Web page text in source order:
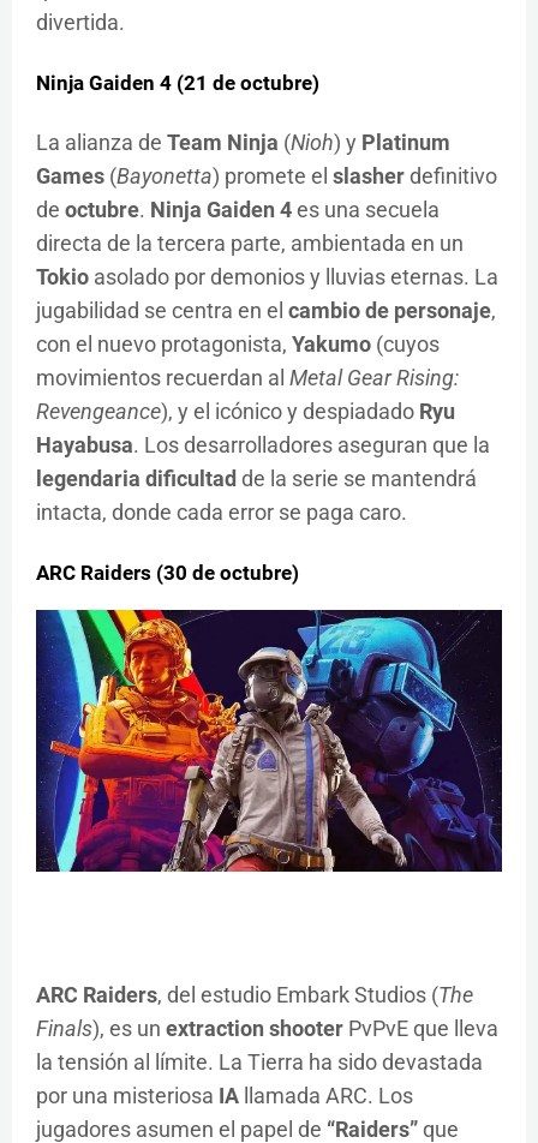
divertida.
Ninja Gaiden 4 (21 de octubre)
La alianza de Team Ninja (Nioh) y Platinum
Games (Bayonetta) promete el slasherdefinitivo
de octubre. Ninja Gaiden 4es una secuela
directa de la tercera parte, ambientada en un
Tokio asolado por demonios y lluvias eternas. La
jugabilidad se centra en el cambio de personaje,
con el nuevo protagonista, Yakumo (cuyos
movimientos recuerdan al Metal Gear Rising:
Revengeance), y el icónico y despiadado Ryu
Hayabusa. Los desarrolladores aseguran que la
legendaria dificultadde la serie se mantendrá
intacta, donde cada error se paga caro.
ARC Raiders (30 de octubre)
ARC Raiders, del estudio Embark Studios (The
Finals), es un extraction shooter PvPvE que lleva
la tensión al límite. La Tierra ha sido devastada
por una misteriosa IA llamada ARC. Los
jugadores asumen el papel de “Raiders”que